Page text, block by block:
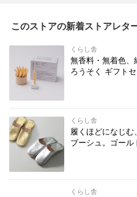
このストアの新着ストアレタ
くらし舎
無香料・無着色、
ろうそく ギフト
くらし舎
履くほどになじ
ブーシュ。ゴール
くらし舎